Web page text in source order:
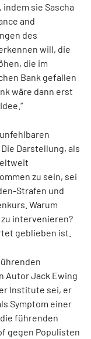
sie Sascha
and
des
will, die
die im
Bank gefallen
wäre dann erst
Darstellung, als
zu sein, sei
Strafen und
Warum
intervenieren?
geblieben ist.
Autor Jack Ewing
Institute sei, er
Symptom einer
führenden
gegen Populisten